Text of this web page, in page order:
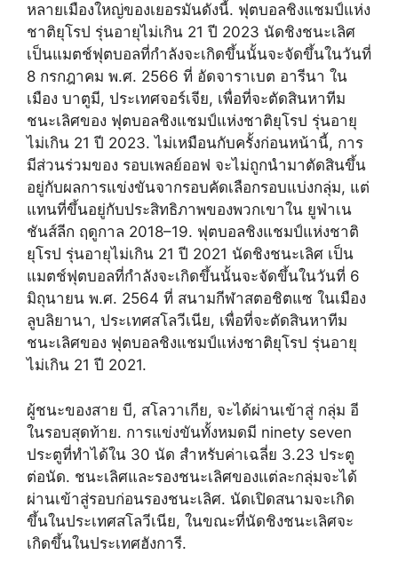
หลายเมืองใหญ่ของเยอรมันดังนี้. ฟุตบอลชิงแชมป์แห่ง
ชาติยุโรป รุ่นอายุไม่เกิน 21 ปี 2023 นัดชิงชนะเลิศ
เป็นแมตช์ฟุตบอลที่กำลังจะเกิดขึ้นนั้นจะจัดขึ้นในวันที่
8 กรกฎาคม พ.ศ. 2566 ที่ อัดจาราเบต อารีนา ใน
เมือง บาตูมี, ประเทศจอร์เจีย, เพื่อที่จะตัดสินหาทีม
ชนะเลิศของ ฟุตบอลชิงแชมป์แห่งชาติยุโรป รุ่นอายุ
ไม่เกิน 21 ปี 2023. ไม่เหมือนกับครั้งก่อนหน้านี้, การ
มีส่วนร่วมของ รอบเพลย์ออฟ จะไม่ถูกนำมาตัดสินขึ้น
อยู่กับผลการแข่งขันจากรอบคัดเลือกรอบแบ่งกลุ่ม, แต่
แทนที่ขึ้นอยู่กับประสิทธิภาพของพวกเขาใน ยูฟ่าเน
ชันส์ลีก ฤดูกาล 2018–19. ฟุตบอลชิงแชมป์แห่งชาติ
ยุโรป รุ่นอายุไม่เกิน 21 ปี 2021 นัดชิงชนะเลิศ เป็น
แมตช์ฟุตบอลที่กำลังจะเกิดขึ้นนั้นจะจัดขึ้นในวันที่ 6
มิถุนายน พ.ศ. 2564 ที่ สนามกีฬาสตอชิตแซ ในเมือง
ลูบลิยานา, ประเทศสโลวีเนีย, เพื่อที่จะตัดสินหาทีม
ชนะเลิศของ ฟุตบอลชิงแชมป์แห่งชาติยุโรป รุ่นอายุ
ไม่เกิน 21 ปี 2021.
ผู้ชนะของสาย บี, สโลวาเกีย, จะได้ผ่านเข้าสู่ กลุ่ม อี
ในรอบสุดท้าย. การแข่งขันทั้งหมดมี ninety seven
ประตูที่ทำได้ใน 30 นัด สำหรับค่าเฉลี่ย 3.23 ประตู
ต่อนัด. ชนะเลิศและรองชนะเลิศของแต่ละกลุ่มจะได้
ผ่านเข้าสู่รอบก่อนรองชนะเลิศ. นัดเปิดสนามจะเกิด
ขึ้นในประเทศสโลวีเนีย, ในขณะที่นัดชิงชนะเลิศจะ
เกิดขึ้นในประเทศฮังการี.